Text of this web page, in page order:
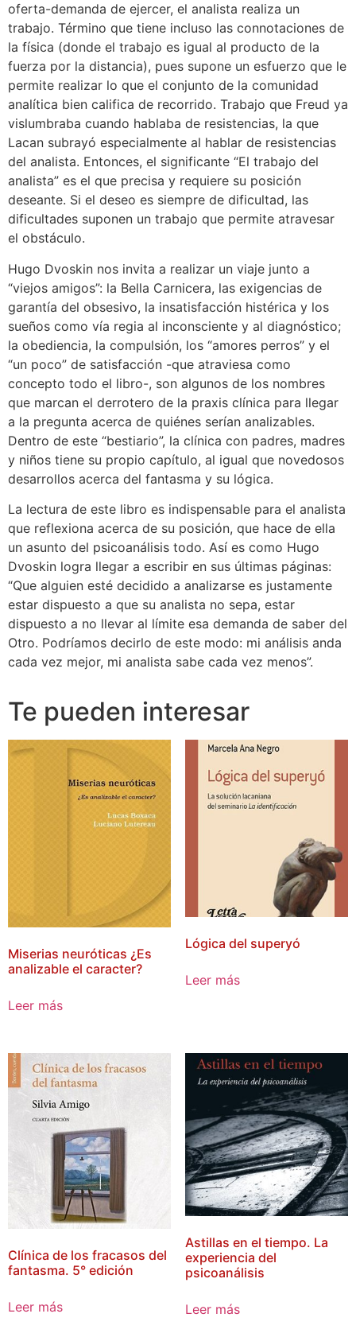
oferta-demanda de ejercer, el analista realiza un
trabajo. Término que tiene incluso las connotaciones de
la física (donde el trabajo es igual al producto de la
fuerza por la distancia), pues supone un esfuerzo que le
permite realizar lo que el conjunto de la comunidad
analítica bien califica de recorrido. Trabajo que Freud ya
vislumbraba cuando hablaba de resistencias, la que
Lacan subrayó especialmente al hablar de resistencias
del analista. Entonces, el significante “El trabajo del
analista” es el que precisa y requiere su posición
deseante. Si el deseo es siempre de dificultad, las
dificultades suponen un trabajo que permite atravesar
el obstáculo.
Hugo Dvoskin nos invita a realizar un viaje junto a
“viejos amigos”: la Bella Carnicera, las exigencias de
garantía del obsesivo, la insatisfacción histérica y los
sueños como vía regia al inconsciente y al diagnóstico;
la obediencia, la compulsión, los “amores perros” y el
“un poco” de satisfacción -que atraviesa como
concepto todo el libro-, son algunos de los nombres
que marcan el derrotero de la praxis clínica para llegar
a la pregunta acerca de quiénes serían analizables.
Dentro de este “bestiario”, la clínica con padres, madres
y niños tiene su propio capítulo, al igual que novedosos
desarrollos acerca del fantasma y su lógica.
La lectura de este libro es indispensable para el analista
que reflexiona acerca de su posición, que hace de ella
un asunto del psicoanálisis todo. Así es como Hugo
Dvoskin logra llegar a escribir en sus últimas páginas:
“Que alguien esté decidido a analizarse es justamente
estar dispuesto a que su analista no sepa, estar
dispuesto a no llevar al límite esa demanda de saber del
Otro. Podríamos decirlo de este modo: mi análisis anda
cada vez mejor, mi analista sabe cada vez menos”.
Te pueden interesar
Miserias neuróticas ¿Es
analizable el caracter?
Leer más
Lógica del superyó
Leer más
Clínica de los fracasos del
fantasma. 5° edición
Leer más
Astillas en el tiempo. La
experiencia del
psicoanálisis
Leer más